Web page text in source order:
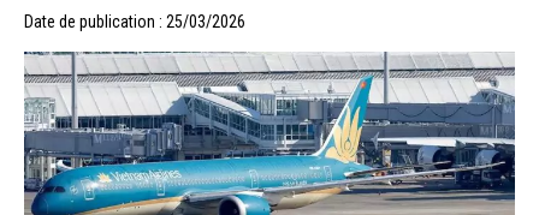
Date de publication : 25/03/2026